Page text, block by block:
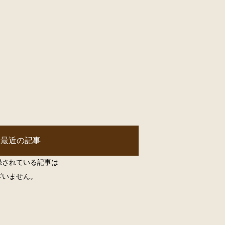
最近の記事
されている記事は
ません。